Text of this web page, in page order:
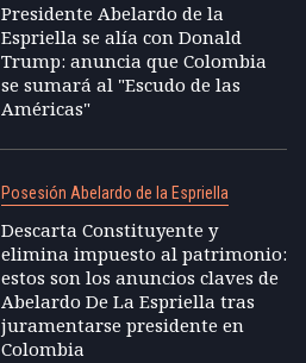
Presidente Abelardo de la
Espriella se alía con Donald
Trump: anuncia que Colombia
se sumará al "Escudo de las
Américas"
Posesión Abelardo de la Espriella
Descarta Constituyente y
elimina impuesto al patrimonio:
estos son los anuncios claves de
Abelardo De La Espriella tras
juramentarse presidente en
Colombia